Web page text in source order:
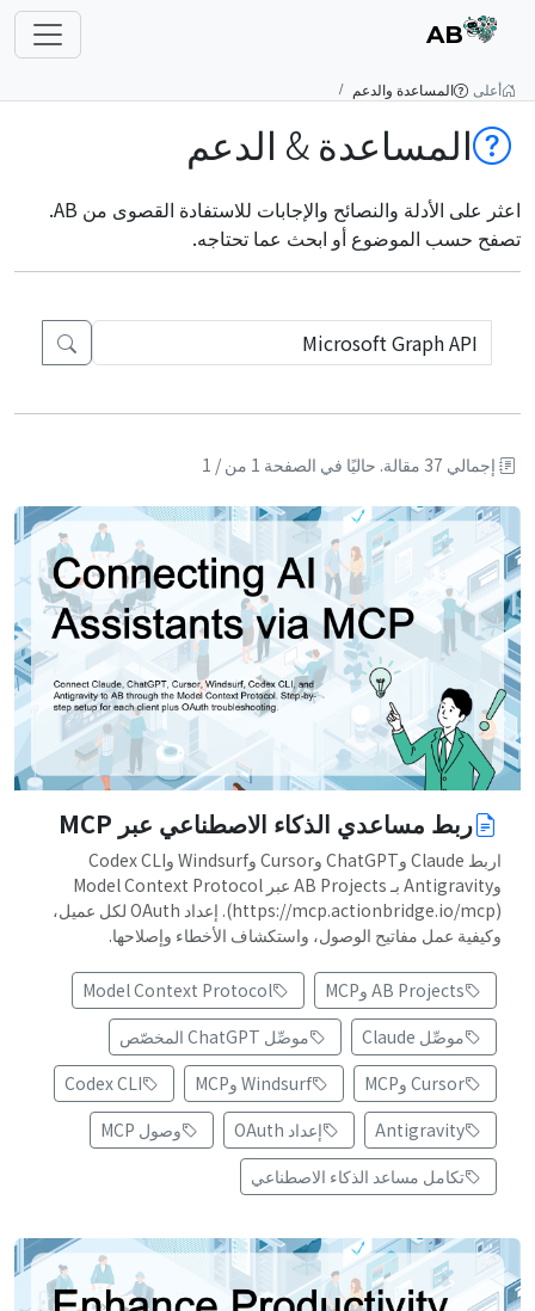
AB
أعلى المساعدة والدعم
المساعدة & الدعم
اعثر على الأدلة والنصائح والإجابات للاستفادة القصوى من AB.
تصفح حسب الموضوع أو ابحث عما تحتاجه.
إجمالي 37 مقالة. حاليًا في الصفحة 1 من / 1
ربط مساعدي الذكاء الاصطناعي عبر MCP
اربط Claude وChatGPT وCursor وWindsurf وCodex CLI
وAntigravity بـ AB Projects عبر Model Context Protocol
(https://mcp.actionbridge.io/mcp). إعداد OAuth لكل عميل،
وكيفية عمل مفاتيح الوصول، واستكشاف الأخطاء وإصلاحها.
AB Projects وMCP
Model Context Protocol
موصِّل Claude
موصِّل ChatGPT المخصّص
Cursor وMCP
Windsurf وMCP
Codex CLI
Antigravity
إعداد OAuth
وصول MCP
تكامل مساعد الذكاء الاصطناعي